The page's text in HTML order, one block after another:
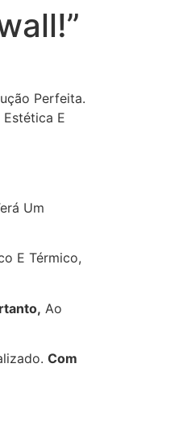
Perfeita.
E
Um
E Térmico,
Ao
Com